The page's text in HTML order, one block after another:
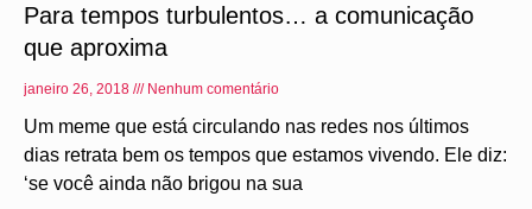
Para tempos turbulentos… a comunicação
que aproxima
janeiro 26, 2018 Nenhum comentário
Um meme que está circulando nas redes nos últimos
dias retrata bem os tempos que estamos vivendo. Ele diz:
‘se você ainda não brigou na sua